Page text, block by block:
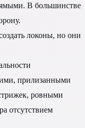
В большинстве
локоны, но они
прилизанными
ровными
отсутствием